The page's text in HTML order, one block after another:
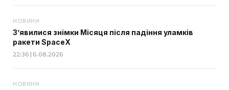
НОВИНИ
З’явилися знімки Місяця після падіння уламків
ракети SpaceX
22:36 | 6.08.2026
НОВИНИ